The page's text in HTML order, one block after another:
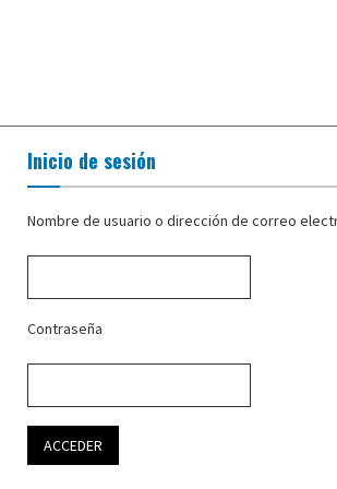
Inicio de sesión
Nombre de usuario o dirección de correo
Contraseña